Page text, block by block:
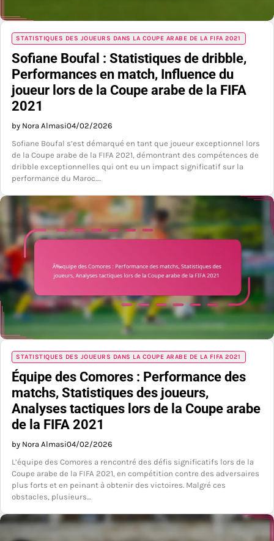
STATISTIQUES DES JOUEURS DANS LA COUPE ARABE DE LA FIFA 2021
Sofiane Boufal : Statistiques de dribble,
Performances en match, Influence du
joueur lors de la Coupe arabe de la FIFA
2021
by Nora Almasi04/02/2026
Sofiane Boufal s’est démarqué en tant que joueur exceptionnel lors
de la Coupe arabe de la FIFA 2021, démontrant des compétences de
dribble exceptionnelles qui ont eu un impact significatif sur la
performance du Maroc.…
STATISTIQUES DES JOUEURS DANS LA COUPE ARABE DE LA FIFA 2021
Équipe des Comores : Performance des
matchs, Statistiques des joueurs,
Analyses tactiques lors de la Coupe arabe
de la FIFA 2021
by Nora Almasi04/02/2026
L’équipe des Comores a rencontré des défis significatifs lors de la
Coupe arabe de la FIFA 2021, en compétition contre des adversaires
plus forts et en peinant à obtenir des victoires. Malgré ces
obstacles, plusieurs…